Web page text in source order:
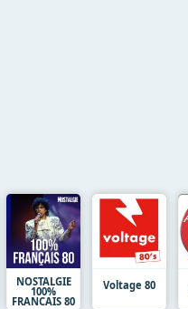
NOSTALGIE
100%
FRANCAIS 80
Voltage 80